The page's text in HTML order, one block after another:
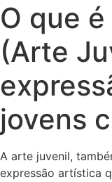
O que
(Arte
jovens
A arte juvenil,
expressão artística